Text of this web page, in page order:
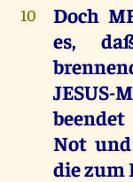
10
Doch
es,
Not
die zum